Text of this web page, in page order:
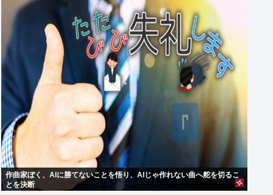
作曲家ぼく、AIに勝てないことを悟り、AIじゃ作れない曲へ舵を切るこ
とを決断